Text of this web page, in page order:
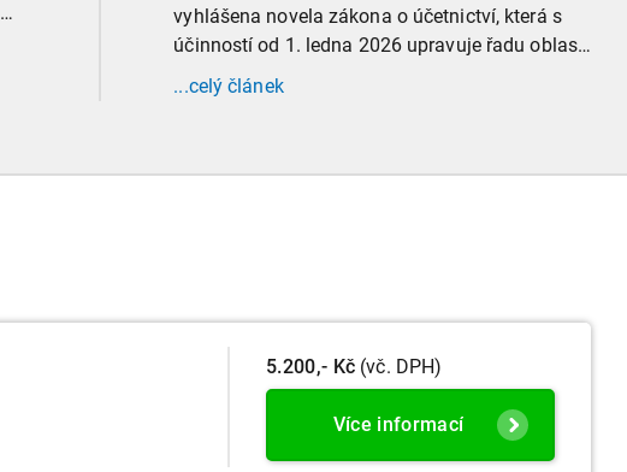
vyhlášena novela zákona o účetnictví, která s
účinností od 1. ledna 2026 upravuje řadu oblastí
účetní praxe. Již nyní, s účinností od 3. září
2025, platí nová, zvýšená kritéria pro zařazení
...celý článek
5.200,- Kč (vč. DPH)
Více informací